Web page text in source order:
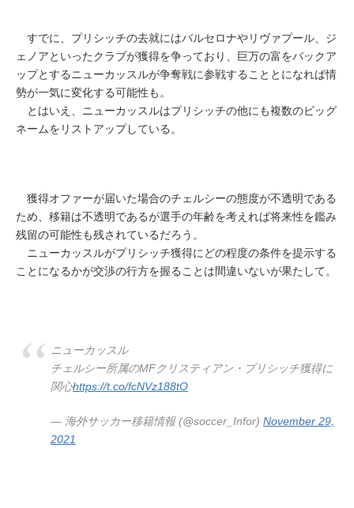
すでに、プリシッチの去就にはバルセロナやリヴァプール、ジ
ェノアといったクラブが獲得を争っており、巨万の富をバックア
ップとするニューカッスルが争奪戦に参戦することとになれば情
勢が一気に変化する可能性も。
とはいえ、ニューカッスルはプリシッチの他にも複数のビッグ
ネームをリストアップしている。
獲得オファーが届いた場合のチェルシーの態度が不透明である
ため、移籍は不透明であるが選手の年齢を考えれば将来性を鑑み
残留の可能性も残されているだろう。
ニューカッスルがプリシッチ獲得にどの程度の条件を提示する
ことになるかが交渉の行方を握ることは間違いないが果たして。
ニューカッスル
チェルシー所属のMFクリスティアン・プリシッチ獲得に
関心https://t.co/fcNVz188tO
— 海外サッカー移籍情報 (@soccer_Infor) November 29,
2021